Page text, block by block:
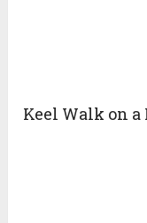
Keel Walk on